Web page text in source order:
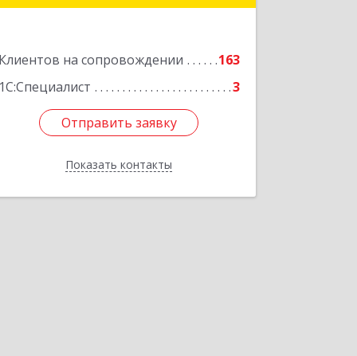
Клиентов на сопровождении
163
1С:Специалист
3
Отправить заявку
Показать контакты
Подробнее
Отправить заявку
Назад